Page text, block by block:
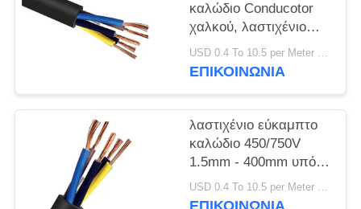
καλώδιο Conducotor
χαλκού, λαστιχένιο
ηλεκτρικό καλώδιο
300/300V
USD 0.4 To 10.5 per Meter MOQ:1000M
ΕΠΙΚΟΙΝΩΝΙΑ
λαστιχένιο εύκαμπτο
καλώδιο 450/750V
1.5mm - 400mm υπό
τους δυσμενείς όρους USD 0.4 To 10.5 per Meter MOQ:1000M